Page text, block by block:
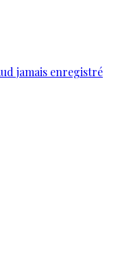
jamais enregistré